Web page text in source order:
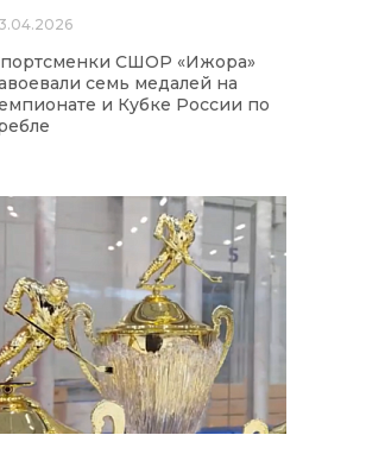
СШОР «Ижора»
семь медалей на
и Кубке России по